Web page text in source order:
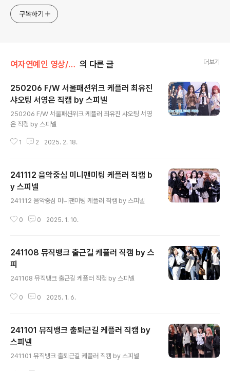
구독하기
여자연예인 영상/케플러 의 다른 글 더보기
250206 F/W 서울패션위크 케플러 최유진
샤오팅 서영은 직캠 by 스피넬
250206 F/W 서울패션위크 케플러 최유진 샤오팅 서영
은 직캠 by 스피넬
1 2 2025. 2. 18.
241112 음악중심 미니팬미팅 케플러 직캠 b
y 스피넬
241112 음악중심 미니팬미팅 케플러 직캠 by 스피넬
0 0 2025. 1. 10.
241108 뮤직뱅크 출근길 케플러 직캠 by 스
피
241108 뮤직뱅크 출근길 케플러 직캠 by 스피넬
0 0 2025. 1. 6.
241101 뮤직뱅크 출퇴근길 케플러 직캠 by
스피넬
241101 뮤직뱅크 출퇴근길 케플러 직캠 by 스피넬